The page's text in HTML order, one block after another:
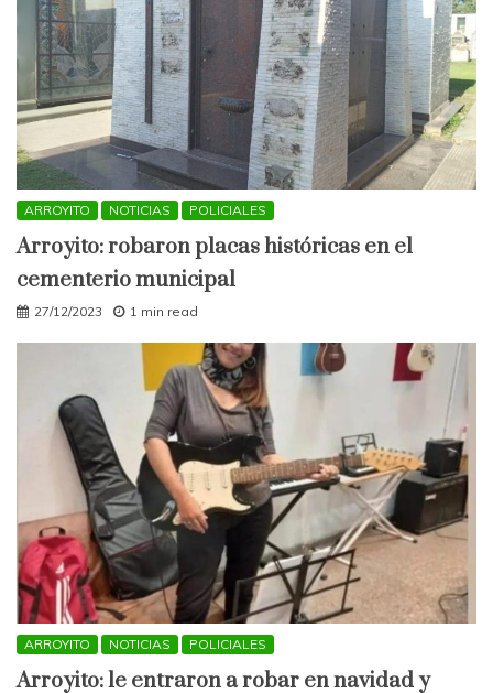
ARROYITO NOTICIAS POLICIALES
Arroyito: robaron placas históricas en el
cementerio municipal
27/12/2023 1 min read
ARROYITO NOTICIAS POLICIALES
Arroyito: le entraron a robar en navidad y